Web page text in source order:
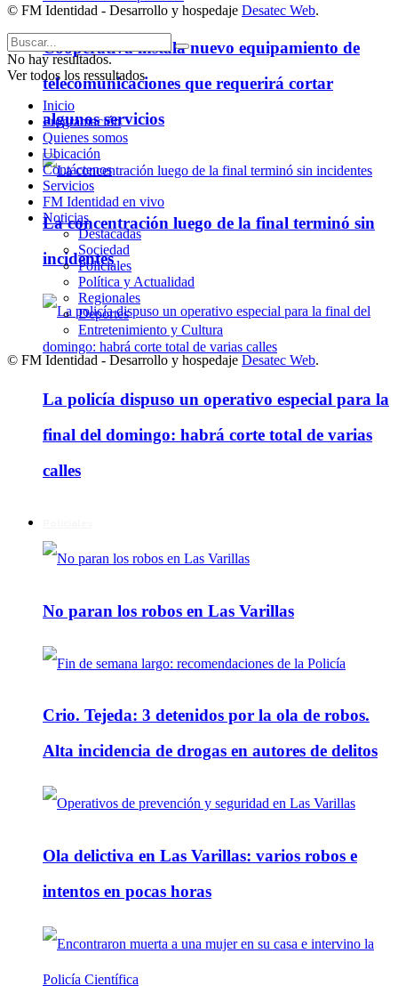
Cooperativa instala nuevo equipamiento de
telecomunicaciones que requerirá cortar
algunos servicios
La concentración luego de la final terminó sin
incidentes
La policía dispuso un operativo especial para la
final del domingo: habrá corte total de varias
calles
No paran los robos en Las Varillas
Crio. Tejeda: 3 detenidos por la ola de robos.
Alta incidencia de drogas en autores de delitos
Ola delictiva en Las Varillas: varios robos e
intentos en pocas horas
© FM Identidad - Desarrollo y hospedaje Desatec Web.
No hay resultados.
Ver todos los ressultados
Inicio
Programación
Quienes somos
Ubicación
Contáctenos
Servicios
FM Identidad en vivo
Noticias
Destacadas
Sociedad
Policiales
Política y Actualidad
Regionales
Deportes
Entretenimiento y Cultura
© FM Identidad - Desarrollo y hospedaje Desatec Web.